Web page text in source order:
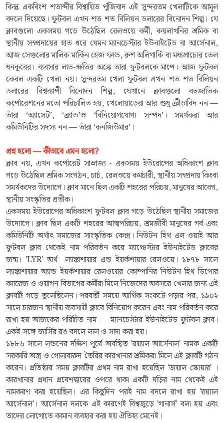
কিন্তু একবিংশ শতাব্দীর বিশ্বায়িত পুঁজিবাদ এই সুন্দরতম খেলাটিকে আমূল
বদলে দিয়েছে। ফুটবল এখন শত শত বিলিয়ন ডলারের বিনোদন শিল্প। যে
ক্লাবগুলো একসময় গড়ে উঠেছিল রেলওয়ে কর্মী, কয়লাখনির শ্রমিক বা
স্থানীয় সম্প্রদায়ের হাত ধরে যেমন ম্যানচেস্টার ইউনাইটেড বা আর্সেনাল,
আজ সেগুলোর মালিক মার্কিন হেজ ফান্ড, রুশ অলিগার্কি বা মধ্যপ্রাচ্যের তেল
ধনকুবের। ব্যবসার লাভ-ক্ষতির অঙ্কে তারা ফুটবলকে মাপে। আজ ফুটবল
কেবল একটি খেলা নয়। সুন্দরতম খেলা ফুটবল এখন শত শত বিলিয়ন
ডলারের বিশ্বব্যাপী বিনোদন শিল্প, যেখানে ক্লাবগুলো বহুজাতিক
কর্পোরেশনের মতো পরিচালিত হয়, খেলোয়াড়েরা আর শুধু ক্রীড়াবিদ নন —
তাঁরা ‘অ্যাসেট’, ‘ব্র্যান্ড’ও ‘বিনিয়োগযোগ্য সম্পদ’। সমর্থকরা আর
কমিউনিটির সদস্য নন — তাঁরা ‘কনজিউমার’।
প্রশ্ন হলো — কীভাবে এমন হলো?
ক্লাব নয়, এখন কর্পোরেট সাম্রাজ্য - একসময় ইউরোপের অধিকাংশ ক্লাব
গড়ে উঠেছিল শ্রমিক সংগঠন, চার্চ, রেলওয়ে কর্মচারী, স্থানীয় সম্প্রদায় কিংবা
সমর্থকদের উদ্যোগে। ক্লাব মানে ছিল একটি শহরের পরিচয়, মানুষের আবেগ,
স্থানীয় সংস্কৃতির প্রতীক।
একসময় ইউরোপের অধিকাংশ ফুটবল ক্লাব গড়ে উঠেছিল স্থানীয় সমাজের
উদ্যোগে। ক্লাব ছিল একটি শহরের আত্মপরিচয়, শ্রমজীবী মানুষের গর্ব এবং
কমিউনিটি অর্থাৎ সমাজের সাংস্কৃতিক কেন্দ্র। নিউটন হিথ এল ওয়াই আর
ফুটবল ক্লাব থেকেই নাম পরিবর্তন করে ম্যাঞ্চেস্টার ইউনাইটেড ক্লাবের
জন্ম। 'LYR' অর্থ ল্যাঙ্কাশায়ার এন্ড ইয়র্কশায়ার রেলওয়ে। ১৮৭৮ সালে
ল্যাঙ্কাশায়ার অ্যান্ড ইয়র্কশায়ার রেলওয়ের কোম্পানির নিউটন হিথ ডিপোর
ক্যারেজ ও ওয়াগন বিভাগের কর্মীরা মিলে নিজেদের অবসরে খেলার জন্য এই
ক্লাবটি গড়ে তুলেছিলেন। পরবর্তী সময়ে আর্থিক সংকটে পড়ার পর, ১৯০২
সালে চারজন স্থানীয় ব্যবসায়ী ক্লাবে বিনিয়োগ করেন এবং নাম পরিবর্তন করে
রাখা হয় আজকের পরিচিত নাম — ম্যানচেস্টার ইউনাইটেড ফুটবল ক্লাব।
একই সঙ্গে জার্সির রঙ বদলে লাল ও সাদা করা হয়।
১৮৮৬ সালে লন্ডনের দক্ষিণ-পূর্বে অবস্থিত 'রয়্যাল আর্সেনাল' নামক একটি
সরকারি অস্ত্র ও গোলাবারুদ তৈরির কারখানার শ্রমিকরা মিলে এই ক্লাবটি গঠন
করেন। প্রতিষ্ঠার সময় ক্লাবটির প্রথম নাম রাখা হয়েছিল 'ডায়াল স্কোয়ার' ।
কারখানার প্রধান প্রবেশদ্বারের ওপরে থাকা একটি ঘড়ির নাম থেকেই এই
নামকরণ করা হয়েছিল। এর কিছুদিন পরই নাম বদলে রাখা হয় 'রয়্যাল
আর্সেনাল'। আর্সেনাল দলকে এই কারণেই বিশ্বজুড়ে 'গানার্স' বলা হয় এবং
তাদের লোগোতে কামান ব্যবহার করা হয় ঐতিহ্য মেনেই।